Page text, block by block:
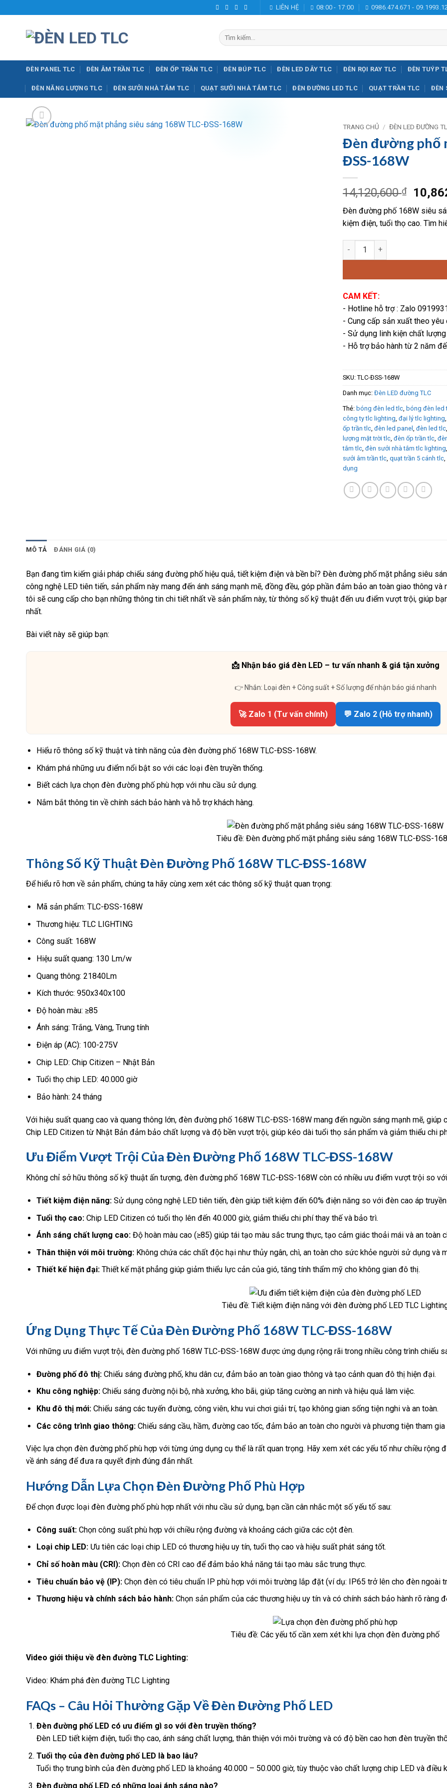
qua
LIÊN HỆ 08:00 - 17:00 0986.474.671 -
Tìm
kiếm:
ĐÈN PANEL TLC ĐÈN ÂM TRẦN TLC ĐÈN ỐP TRẦN TLC ĐÈN BÚP TLC ĐÈN LED DÂY TLC ĐÈN RỌI RAY TLC ĐÈN TUÝP
ĐÈN NĂNG LƯỢNG TLC ĐÈN SƯỞI NHÀ TẮM TLC QUẠT SƯỞI NHÀ TẮM TLC ĐÈN ĐƯỜNG LED TLC QUẠT TRẦN TLC ĐÈN
TRANG CHỦ / ĐÈN LED ĐƯỜNG
Đèn đường phố
ĐSS-168W
14,120,600₫
Giá
gốc
là:
Đèn đường phố 168W siêu
kiệm điện, tuổi thọ cao. Tìm
Đèn đường phố mặt phẳng
CAM KẾT:
- Hotline hỗ trợ : Zalo
- Cung cấp sản xuất theo
- Sử dụng linh kiện chất
- Hỗ trợ bảo hành từ 2 năm
SKU: TLC-ĐSS-168W
Danh mục: Đèn LED đường TLC
Thẻ: bóng đèn led tlc bóng đèn led
công ty tlc lighting đại lý tlc lighting
ốp trần tlc đèn led panel đèn led tlc
lượng mặt trời tlc đèn ốp trần tlc
tắm tlc đèn sưởi nhà tắm tlc lighting
sưởi âm trần tlc quạt trần 5 cánh tlc
dụng
MÔ TẢ ĐÁNH GIÁ (0)
Bạn đang tìm kiếm giải pháp chiếu sáng đường phố hiệu quả, tiết kiệm điện và bền bỉ? Đèn đường phố mặt phẳng siêu
công nghệ LED tiên tiến, sản phẩm này mang đến ánh sáng mạnh mẽ, đồng đều, góp phần đảm bảo an toàn giao thông
tôi sẽ cung cấp cho bạn những thông tin chi tiết nhất về sản phẩm này, từ thông số kỹ thuật đến ưu điểm vượt trội, giúp
nhất.
Bài viết này sẽ giúp bạn:
📩 Nhận báo giá đèn LED – tư vấn nhanh & giá tận xưởng
👉 Nhắn: Loại đèn + Công suất + Số lượng để nhận báo giá nhanh
🚀 Zalo 1 (Tư vấn chính) 💬 Zalo 2 (Hỗ trợ nhanh)
Hiểu rõ thông số kỹ thuật và tính năng của đèn đường phố 168W TLC-ĐSS-168W.
Khám phá những ưu điểm nổi bật so với các loại đèn truyền thống.
Biết cách lựa chọn đèn đường phố phù hợp với nhu cầu sử dụng.
Nắm bắt thông tin về chính sách bảo hành và hỗ trợ khách hàng.
Tiêu đề: Đèn đường phố mặt phẳng siêu sáng 168W TLC-ĐSS-
Thông Số Kỹ Thuật Đèn Đường Phố 168W TLC-ĐSS-168W
Để hiểu rõ hơn về sản phẩm, chúng ta hãy cùng xem xét các thông số kỹ thuật quan trọng:
Mã sản phẩm: TLC-ĐSS-168W
Thương hiệu: TLC LIGHTING
Công suất: 168W
Hiệu suất quang: 130 Lm/w
Quang thông: 21840Lm
Kích thước: 950x340x100
Độ hoàn màu: ≥85
Ánh sáng: Trắng, Vàng, Trung tính
Điện áp (AC): 100-275V
Chip LED: Chip Citizen – Nhật Bản
Tuổi thọ chip LED: 40.000 giờ
Bảo hành: 24 tháng
Với hiệu suất quang cao và quang thông lớn, đèn đường phố 168W TLC-ĐSS-168W mang đến nguồn sáng mạnh mẽ,
Chip LED Citizen từ Nhật Bản đảm bảo chất lượng và độ bền vượt trội, giúp kéo dài tuổi thọ sản phẩm và giảm thiểu chi
Ưu Điểm Vượt Trội Của Đèn Đường Phố 168W TLC-ĐSS-168W
Không chỉ sở hữu thông số kỹ thuật ấn tượng, đèn đường phố 168W TLC-ĐSS-168W còn có nhiều ưu điểm vượt trội so
Tiết kiệm điện năng:Sử dụng công nghệ LED tiên tiến, đèn giúp tiết kiệm đến 60% điện năng so với đèn cao áp
Tuổi thọ cao:Chip LED Citizen có tuổi thọ lên đến 40.000 giờ, giảm thiểu chi phí thay thế và bảo trì.
Ánh sáng chất lượng cao:Độ hoàn màu cao (≥85) giúp tái tạo màu sắc trung thực, tạo cảm giác thoải mái và an toàn
Thân thiện với môi trường:Không chứa các chất độc hại như thủy ngân, chì, an toàn cho sức khỏe người sử dụng và
Thiết kế hiện đại:Thiết kế mặt phẳng giúp giảm thiểu lực cản của gió, tăng tính thẩm mỹ cho không gian đô thị.
Tiêu đề: Tiết kiệm điện năng với đèn đường phố LED TLC
Ứng Dụng Thực Tế Của Đèn Đường Phố 168W TLC-ĐSS-168W
Với những ưu điểm vượt trội, đèn đường phố 168W TLC-ĐSS-168W được ứng dụng rộng rãi trong nhiều công trình chiếu
Đường phố đô thị:Chiếu sáng đường phố, khu dân cư, đảm bảo an toàn giao thông và tạo cảnh quan đô thị hiện đại.
Khu công nghiệp:Chiếu sáng đường nội bộ, nhà xưởng, kho bãi, giúp tăng cường an ninh và hiệu quả làm việc.
Khu đô thị mới:Chiếu sáng các tuyến đường, công viên, khu vui chơi giải trí, tạo không gian sống tiện nghi và an toàn.
Các công trình giao thông:Chiếu sáng cầu, hầm, đường cao tốc, đảm bảo an toàn cho người và phương tiện tham gia
Việc lựa chọn đèn đường phố phù hợp với từng ứng dụng cụ thể là rất quan trọng. Hãy xem xét các yếu tố như chiều rộng
về ánh sáng để đưa ra quyết định đúng đắn nhất.
Hướng Dẫn Lựa Chọn Đèn Đường Phố Phù Hợp
Để chọn được loại đèn đường phố phù hợp nhất với nhu cầu sử dụng, bạn cần cân nhắc một số yếu tố sau:
Công suất:Chọn công suất phù hợp với chiều rộng đường và khoảng cách giữa các cột đèn.
Loại chip LED:Ưu tiên các loại chip LED có thương hiệu uy tín, tuổi thọ cao và hiệu suất phát sáng tốt.
Chỉ số hoàn màu (CRI):Chọn đèn có CRI cao để đảm bảo khả năng tái tạo màu sắc trung thực.
Tiêu chuẩn bảo vệ (IP):Chọn đèn có tiêu chuẩn IP phù hợp với môi trường lắp đặt (ví dụ: IP65 trở lên cho đèn ngoài
Thương hiệu và chính sách bảo hành:Chọn sản phẩm của các thương hiệu uy tín và có chính sách bảo hành rõ ràng
Tiêu đề: Các yếu tố cần xem xét khi lựa chọn đèn đường phố
Video giới thiệu về đèn đường TLC Lighting:
Video: Khám phá đèn đường TLC Lighting
FAQs – Câu Hỏi Thường Gặp Về Đèn Đường Phố LED
Đèn đường phố LED có ưu điểm gì so với đèn truyền thống?
Đèn LED tiết kiệm điện, tuổi thọ cao, ánh sáng chất lượng, thân thiện với môi trường và có độ bền cao hơn đèn truyền
Tuổi thọ của đèn đường phố LED là bao lâu?
Tuổi thọ trung bình của đèn đường phố LED là khoảng 40.000 – 50.000 giờ, tùy thuộc vào chất lượng chip LED và điều
Đèn đường phố LED có những loại ánh sáng nào?